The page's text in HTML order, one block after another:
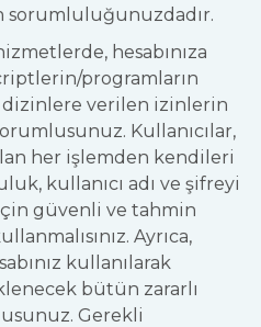
sorumluluğunuzdadır.
hesabınıza
programların
verilen izinlerin
Kullanıcılar,
her işlemden kendileri
kullanıcı adı ve şifreyi
için güvenli ve tahmin
Ayrıca,
kullanılarak
bütün zararlı
Gerekli